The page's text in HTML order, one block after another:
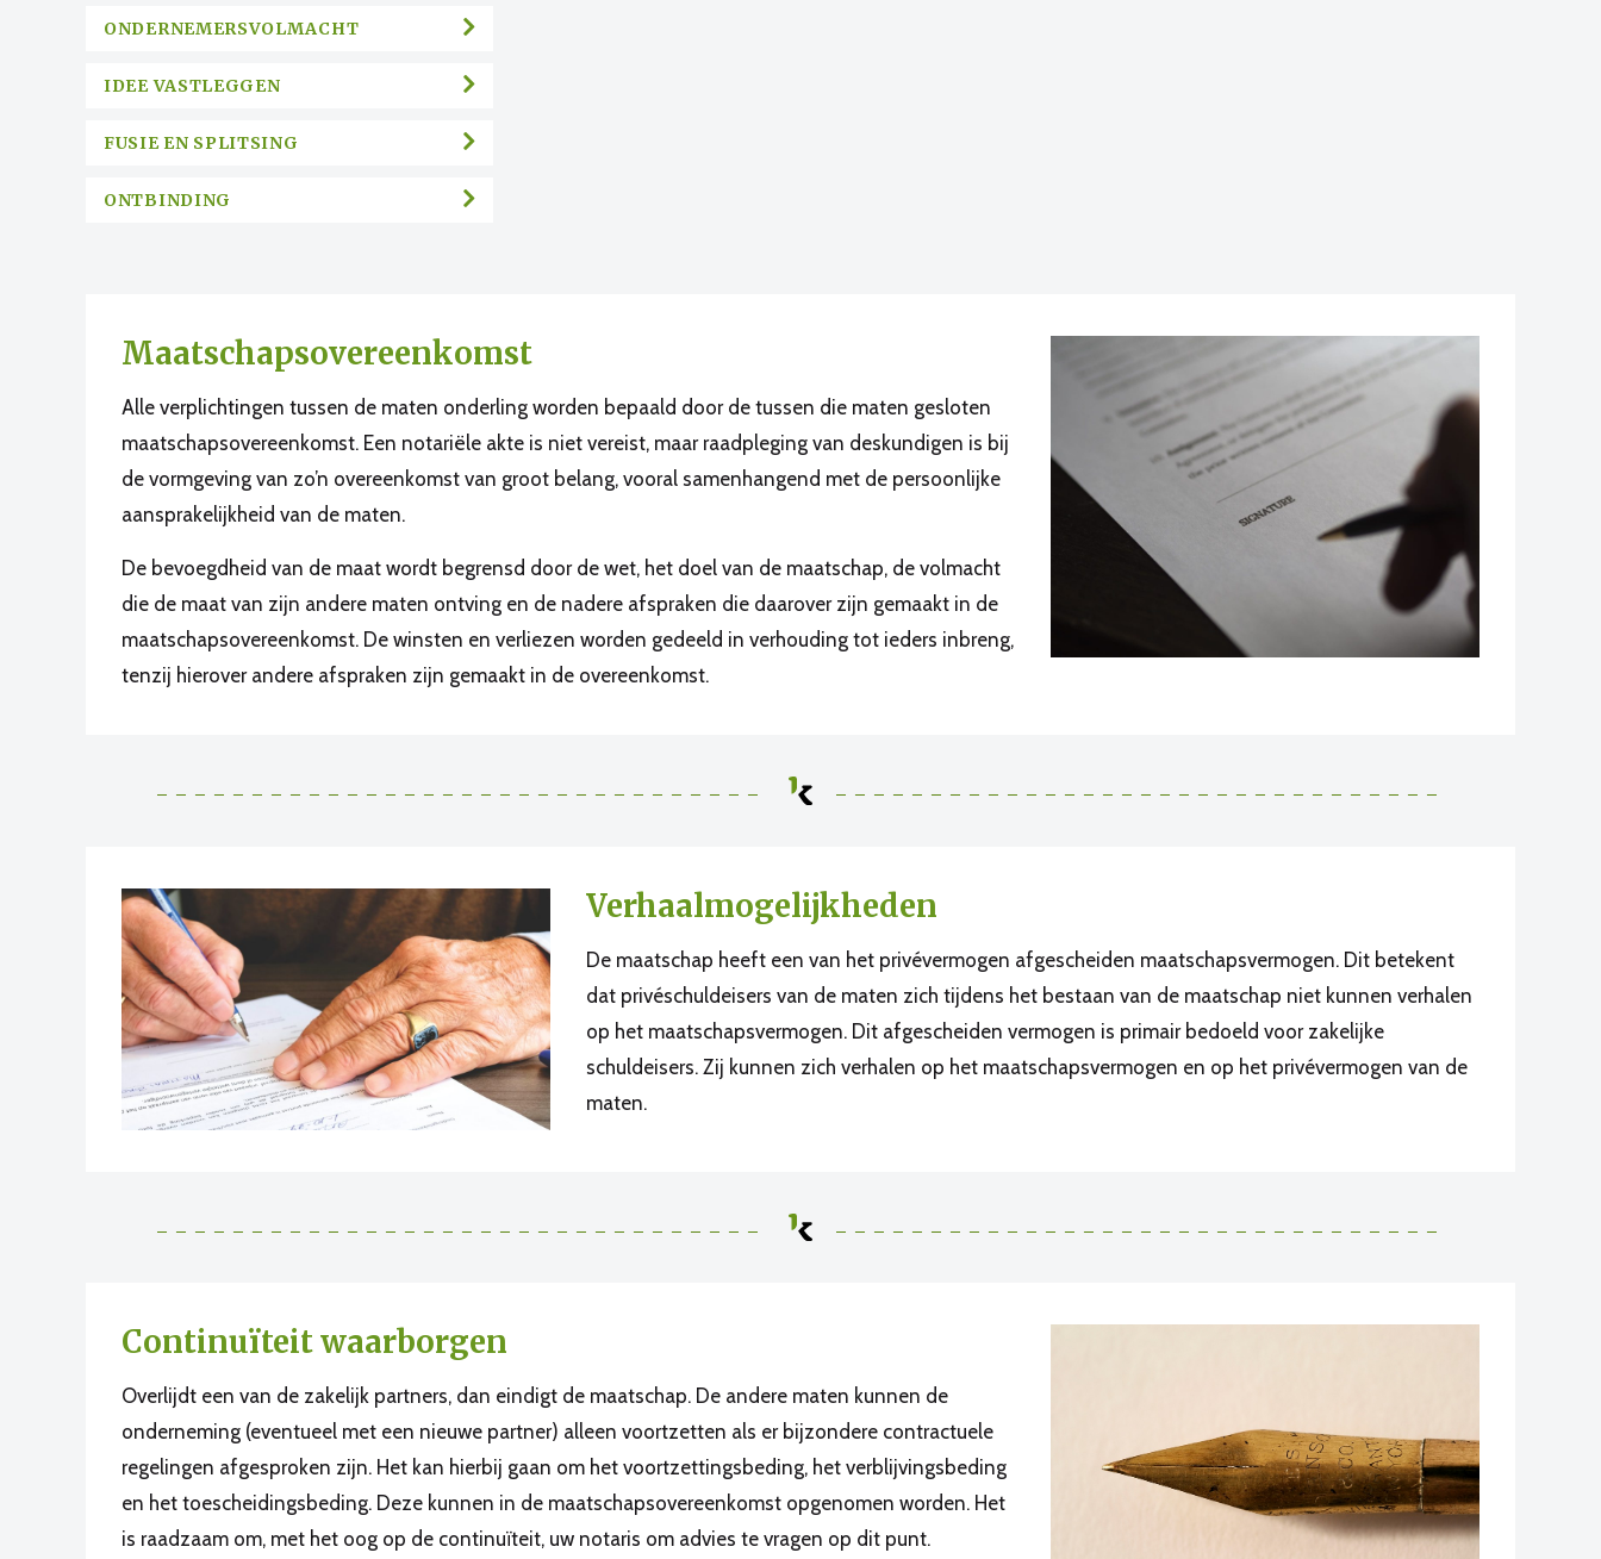
ONDERNEMERSVOLMACHT
IDEE VASTLEGGEN
FUSIE EN SPLITSING
ONTBINDING
Maatschapsovereenkomst
Alle verplichtingen tussen de maten onderling worden bepaald door de tussen die maten gesloten
maatschapsovereenkomst. Een notariële akte is niet vereist, maar raadpleging van deskundigen is bij
de vormgeving van zo’n overeenkomst van groot belang, vooral samenhangend met de persoonlijke
aansprakelijkheid van de maten.
De bevoegdheid van de maat wordt begrensd door de wet, het doel van de maatschap, de volmacht
die de maat van zijn andere maten ontving en de nadere afspraken die daarover zijn gemaakt in de
maatschapsovereenkomst. De winsten en verliezen worden gedeeld in verhouding tot ieders inbreng,
tenzij hierover andere afspraken zijn gemaakt in de overeenkomst.
Verhaalmogelijkheden
De maatschap heeft een van het privévermogen afgescheiden maatschapsvermogen. Dit betekent
dat privéschuldeisers van de maten zich tijdens het bestaan van de maatschap niet kunnen verhalen
op het maatschapsvermogen. Dit afgescheiden vermogen is primair bedoeld voor zakelijke
schuldeisers. Zij kunnen zich verhalen op het maatschapsvermogen en op het privévermogen van de
maten.
Continuïteit waarborgen
Overlijdt een van de zakelijk partners, dan eindigt de maatschap. De andere maten kunnen de
onderneming (eventueel met een nieuwe partner) alleen voortzetten als er bijzondere contractuele
regelingen afgesproken zijn. Het kan hierbij gaan om het voortzettingsbeding, het verblijvingsbeding
en het toescheidingsbeding. Deze kunnen in de maatschapsovereenkomst opgenomen worden. Het
is raadzaam om, met het oog op de continuïteit, uw notaris om advies te vragen op dit punt.